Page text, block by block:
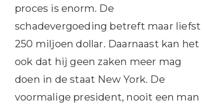
proces is enorm. De
schadevergoeding betreft maar liefst
250 miljoen dollar. Daarnaast kan het
ook dat hij geen zaken meer mag
doen in de staat New York. De
voormalige president, nooit een man